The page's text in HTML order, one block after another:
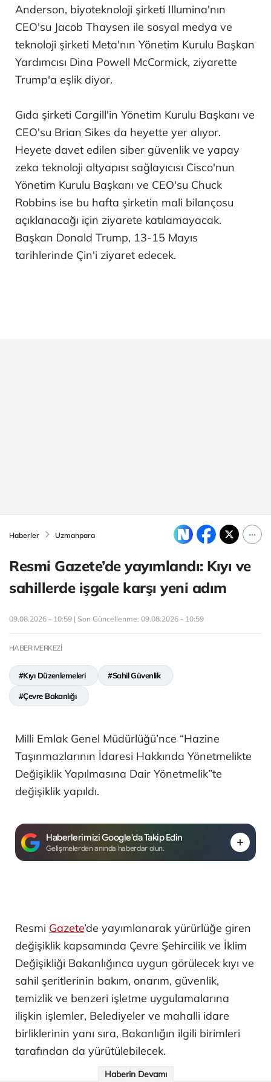
Anderson, biyoteknoloji şirketi Illumina'nın
CEO'su Jacob Thaysen ile sosyal medya ve
teknoloji şirketi Meta'nın Yönetim Kurulu Başkan
Yardımcısı Dina Powell McCormick, ziyarette
Trump'a eşlik diyor.
Gıda şirketi Cargill'in Yönetim Kurulu Başkanı ve
CEO'su Brian Sikes da heyette yer alıyor.
Heyete davet edilen siber güvenlik ve yapay
zeka teknoloji altyapısı sağlayıcısı Cisco'nun
Yönetim Kurulu Başkanı ve CEO'su Chuck
Robbins ise bu hafta şirketin mali bilançosu
açıklanacağı için ziyarete katılamayacak.
Başkan Donald Trump, 13-15 Mayıs
tarihlerinde Çin'i ziyaret edecek.
Haberler Uzmanpara
Resmi Gazete’de yayımlandı: Kıyı ve
sahillerde işgale karşı yeni adım
09.08.2026 - 10:59 | Son Güncellenme: 09.08.2026 - 10:59
HABER MERKEZİ
#Kıyı Düzenlemeleri #Sahil Güvenlik
#Çevre Bakanlığı
Milli Emlak Genel Müdürlüğü’nce “Hazine
Taşınmazlarının İdaresi Hakkında Yönetmelikte
Değişiklik Yapılmasına Dair Yönetmelik”te
değişiklik yapıldı.
Haberlerimizi Google'da Takip Edin
Gelişmelerden anında haberdar olun.
Resmi Gazete’de yayımlanarak yürürlüğe giren
değişiklik kapsamında Çevre Şehircilik ve İklim
Değişikliği Bakanlığınca uygun görülecek kıyı ve
sahil şeritlerinin bakım, onarım, güvenlik,
temizlik ve benzeri işletme uygulamalarına
ilişkin işlemler, Belediyeler ve mahalli idare
birliklerinin yanı sıra, Bakanlığın ilgili birimleri
tarafından da yürütülebilecek.
Haberin Devamı